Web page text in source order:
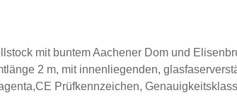
mit buntem Aachener Dom und
2 m, mit innenliegenden,
Prüfkennzeichen,